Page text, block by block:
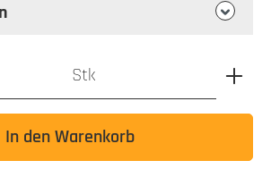
den gewünschten Wert ein oder
Stk
In den Warenkorb